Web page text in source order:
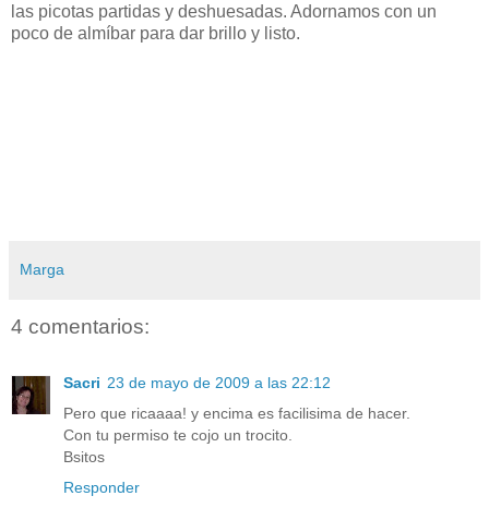
las picotas partidas y deshuesadas. Adornamos con un
poco de almíbar para dar brillo y listo.
Marga
4 comentarios:
Sacri 23 de mayo de 2009 a las 22:12
Pero que ricaaaa! y encima es facilisima de hacer.
Con tu permiso te cojo un trocito.
Bsitos
Responder